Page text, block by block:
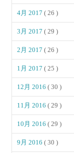
4月 2017( 26 )
3月 2017( 29 )
2月 2017( 26 )
1月 2017( 25 )
12月 2016( 30 )
11月 2016( 29 )
10月 2016( 29 )
9月 2016( 30 )